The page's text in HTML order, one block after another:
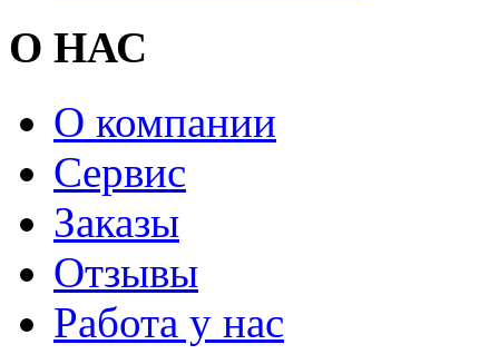
О НАС
О компании
Сервис
Заказы
Отзывы
Работа у нас